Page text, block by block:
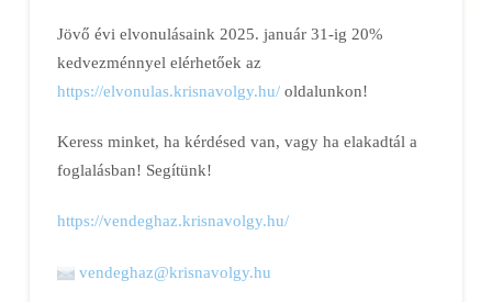
Jövő évi elvonulásaink 2025. január 31-ig 20%
kedvezménnyel elérhetőek az
https://elvonulas.krisnavolgy.hu/oldalunkon!
Keress minket, ha kérdésed van, vagy ha elakadtál a
foglalásban! Segítünk!
https://vendeghaz.krisnavolgy.hu/
vendeghaz@krisnavolgy.hu